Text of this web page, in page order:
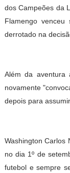
dos Campeões da
Flamengo
derrotado na
Além da aventura
novamente
depois para
Washington Carlos
no dia 1º de
futebol e sempre